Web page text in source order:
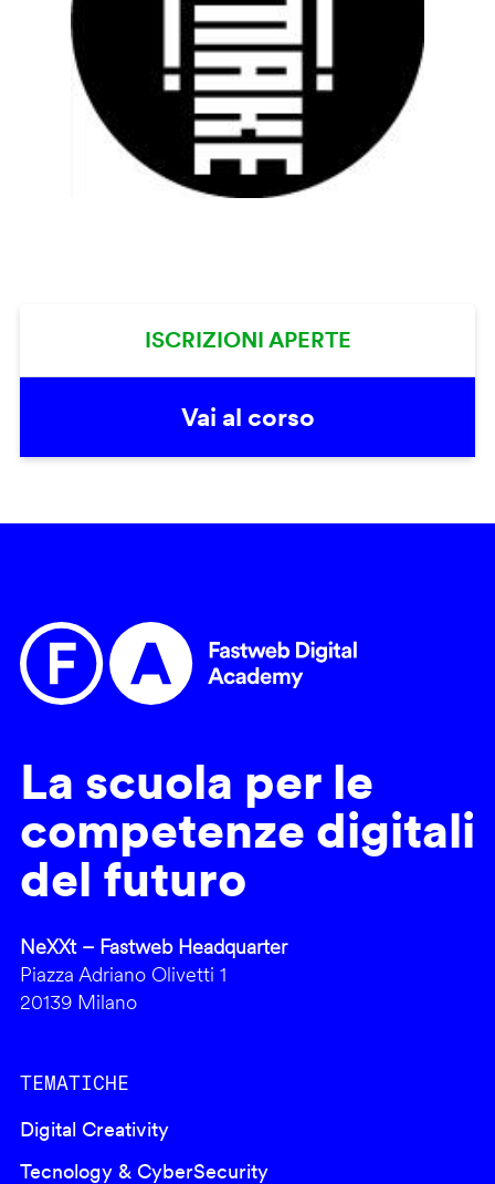
ISCRIZIONI APERTE
Vai al corso
La scuola per le
competenze digitali
del futuro
NeXXt – Fastweb Headquarter
Piazza Adriano Olivetti 1
20139 Milano
TEMATICHE
Digital Creativity
Tecnology & CyberSecurity